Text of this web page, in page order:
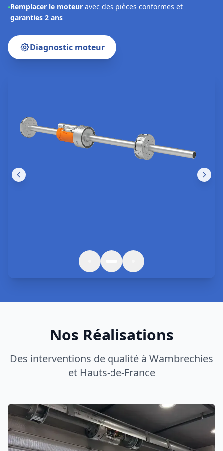
Des interventions de qualité à
etHauts-de-France
Réparation professionnelle rideau métallique